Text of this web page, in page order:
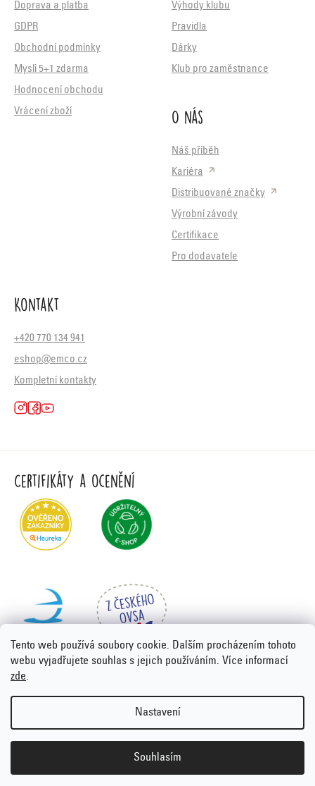
Tento web používá soubory cookie. Dalším procházením tohoto
webu vyjadřujete souhlas s jejich používáním. Více informací
zde.
Nastavení
Souhlasím
Doprava a platba
GDPR
Obchodní podmínky
Mysli 5+1 zdarma
Hodnocení obchodu
Vrácení zboží
Výhody klubu
Pravidla
Dárky
Klub pro zaměstnance
O nás
Náš příběh
Kariéra
Distribuované značky
Výrobní závody
Certifikace
Pro dodavatele
Kontakt
+420 770 134 941
eshop@emco.cz
Kompletní kontakty
Certifikáty a ocenění
Vytvořil Shoptet Premium
nastavení cookies